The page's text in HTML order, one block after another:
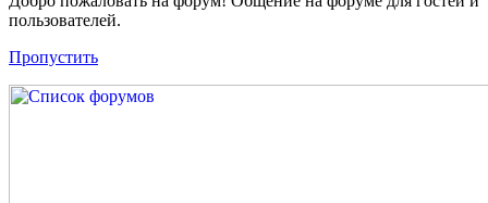
пользователей.
Пропустить